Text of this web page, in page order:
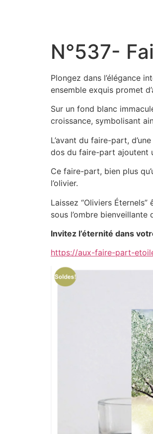
N°537-
Plongez dans l’élégance
ensemble exquis promet
Sur un fond blanc
croissance, symbolisant
L’avant du faire-part,
dos du faire-part ajoutent
Ce faire-part, bien plus
l’olivier.
Laissez “Oliviers
sous l’ombre bienveillante
Invitez l’éternité dans
https://aux-faire-part-